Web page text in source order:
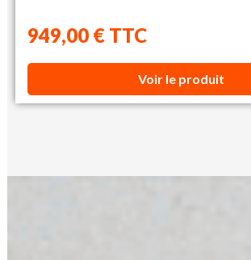
949,00 € TTC
Voir le produit